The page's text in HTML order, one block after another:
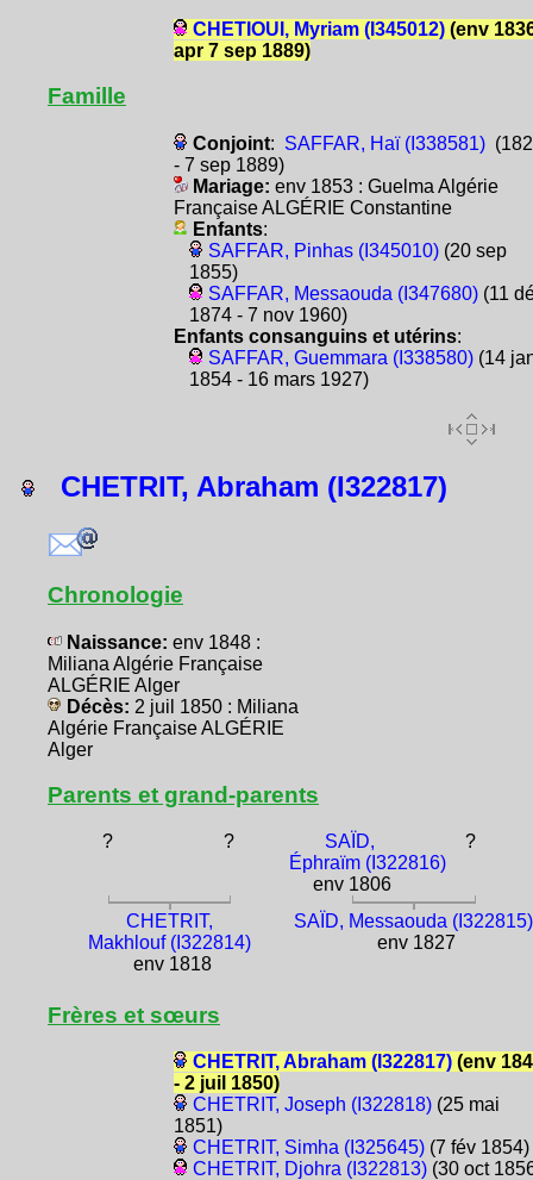
CHETIOUI, Myriam (I345012)(env
apr 7 sep 1889)
Famille
Conjoint: SAFFAR, Haï (I338581)
- 7 sep 1889)
Mariage: env 1853 : Guelma Algérie
Française ALGÉRIE Constantine
Enfants:
SAFFAR, Pinhas (I345010)(20 sep
1855)
SAFFAR, Messaouda (I347680)(11
1874 - 7 nov 1960)
Enfants consanguins et utérins:
SAFFAR, Guemmara (I338580)(14
1854 - 16 mars 1927)
CHETRIT, Abraham (I322817)
Chronologie
Naissance: env 1848 :
Miliana Algérie Française
ALGÉRIE Alger
Décès: 2 juil 1850 : Miliana
Algérie Française ALGÉRIE
Alger
Parents et grand-parents
? ?
SAÏD,
Éphraïm (I322816)
env 1806
?
CHETRIT,
Makhlouf (I322814)
env 1818
SAÏD, Messaouda (I322815)
env 1827
Frères et sœurs
CHETRIT, Abraham (I322817)(env
- 2 juil 1850)
CHETRIT, Joseph (I322818)(25 mai
1851)
CHETRIT, Simha (I325645)(7 fév 1854)
CHETRIT, Djohra (I322813)(30 oct